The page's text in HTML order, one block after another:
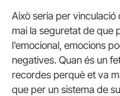
Això seria per vinculació
mai la seguretat de que
l’emocional, emocions
negatives. Quan és un
recordes perquè et va
que per un sistema de